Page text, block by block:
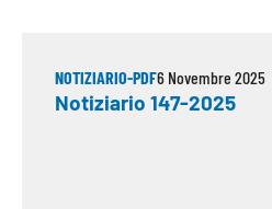
NOTIZIARIO-PDF6 Novembre 2025
Notiziario 147-2025